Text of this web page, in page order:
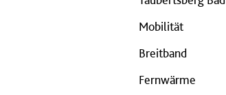
Mobilität
Breitband
Fernwärme